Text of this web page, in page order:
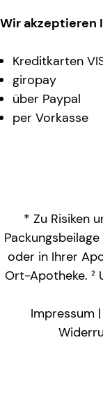
Wir akzeptieren
Kreditkarten
giropay
über Paypal
per Vorkasse
* Zu Risiken
oder in Ihrer
Ort-Apotheke. ²
Impressum